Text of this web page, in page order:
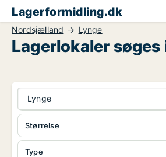
Lagerformidling.dk
Nordsjælland Lynge
Lagerlokaler søges
Lynge
Type
Størrelse